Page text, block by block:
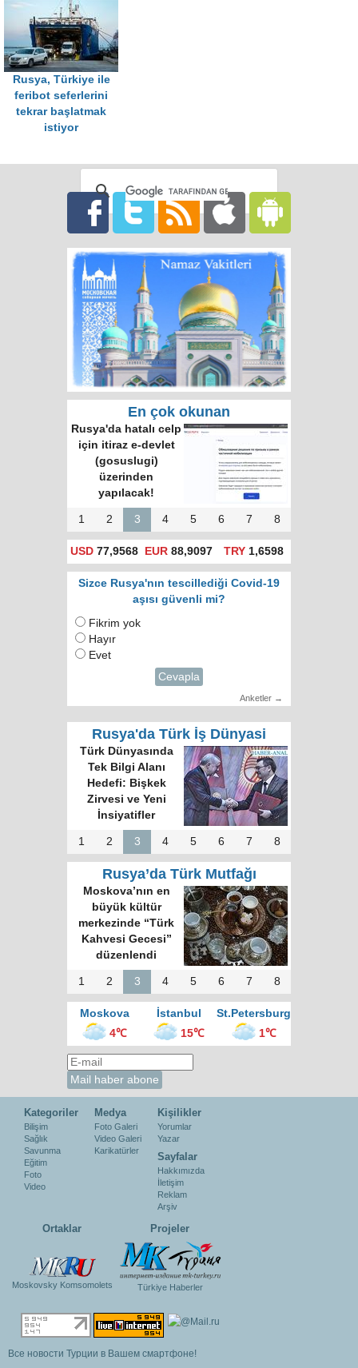
Rusya, Türkiye ile
feribot seferlerini
tekrar başlatmak
istiyor
En çok okunan
Rusya'da hatalı celp
için itiraz e-devlet
(gosuslugi)
üzerinden
yapılacak!
1 2 3 4 5 6 7 8
USD 77,9568 EUR 88,9097 TRY1,6598
Sizce Rusya'nın tescillediği Covid-19
aşısı güvenli mi?
Fikrim yok
Hayır
Evet
Cevapla
Anketler →
Rusya'da Türk İş Dünyasi
Türk Dünyasında
Tek Bilgi Alanı
Hedefi: Bişkek
Zirvesi ve Yeni
İnsiyatifler
1 2 3 4 5 6 7 8
Rusya’da Türk Mutfağı
Moskova’nın en
büyük kültür
merkezinde “Türk
Kahvesi Gecesi”
düzenlendi
1 2 3 4 5 6 7 8
Moskova İstanbul
St.Petersburg
4℃
15℃ 1℃
Kategoriler
Bilişim
Sağlık
Savunma
Eğitim
Foto
Video
Medya
Foto Galeri
Video Galeri
Karikatürler
Kişilikler
Yorumlar
Yazar
Sayfalar
Hakkımızda
İletişim
Reklam
Arşiv
Ortaklar
Moskovsky Komsomolets
Projeler
Türkiye Haberler
Все новости Турции в Вашем смартфоне!